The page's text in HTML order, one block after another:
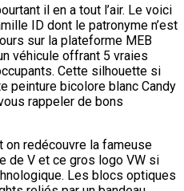
il en a tout l’air. Le voici
ID dont le patronyme n’est
sur la plateforme MEB
véhicule offrant 5 vraies
Cette silhouette si
peinture bicolore blanc Candy
rappeler de bons
on redécouvre la fameuse
de V et ce gros logo VW si
Les blocs optiques